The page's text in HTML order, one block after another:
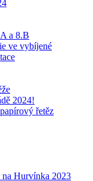
a 8.B
ve vybíjené
2024!
řetěz
Hurvínka 2023